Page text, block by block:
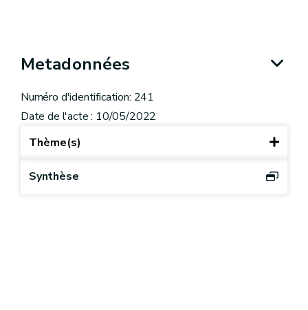
Metadonnées
Numéro d'identification: 241
Date de l'acte : 10/05/2022
Thème(s)
Synthèse